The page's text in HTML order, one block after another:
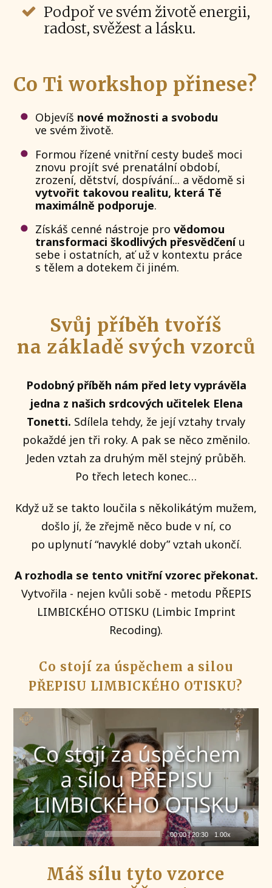
Podpoř ve svém životě energii,
radost, svěžest a lásku.
Co Ti workshop přinese?
Objevíš nové možnosti a svobodu
ve svém životě.
Formou řízené vnitřní cesty budeš moci
znovu projít své prenatální období,
zrození, dětství, dospívání... a vědomě si
vytvořit takovou realitu, která Tě
maximálně podporuje.
Získáš cenné nástroje provědomou
transformaci škodlivých přesvědčení u
sebe i ostatních, ať už v kontextu práce
s tělem a dotekem či jiném.
Svůj příběh tvoříš
na základě svých vzorců
Podobný příběh nám před lety vyprávěla
jedna z našich srdcových učitelek Elena
Tonetti. Sdílela tehdy, že její vztahy trvaly
pokaždé jen tři roky. A pak se něco změnilo.
Jeden vztah za druhým měl stejný průběh.
Po třech letech konec…
Když už se takto loučila s několikátým mužem,
došlo jí, že zřejmě něco bude v ní, co
po uplynutí “navyklé doby” vztah ukončí.
A rozhodla se tento vnitřní vzorec překonat.
Vytvořila - nejen kvůli sobě - metodu PŘEPIS
LIMBICKÉHO OTISKU (Limbic Imprint
Recoding).
Co stojí za úspěchem a silou
PŘEPISU LIMBICKÉHO OTISKU?
Video
00:00|20:30 1.00x
Máš sílu tyto vzorce